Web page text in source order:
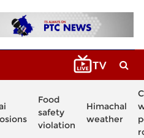
Food
safety
violation
Himachal
weather